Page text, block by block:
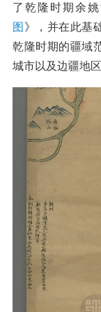
了乾隆时期余
图 》，并在此基
乾隆时期的疆域
城市以及边疆地区